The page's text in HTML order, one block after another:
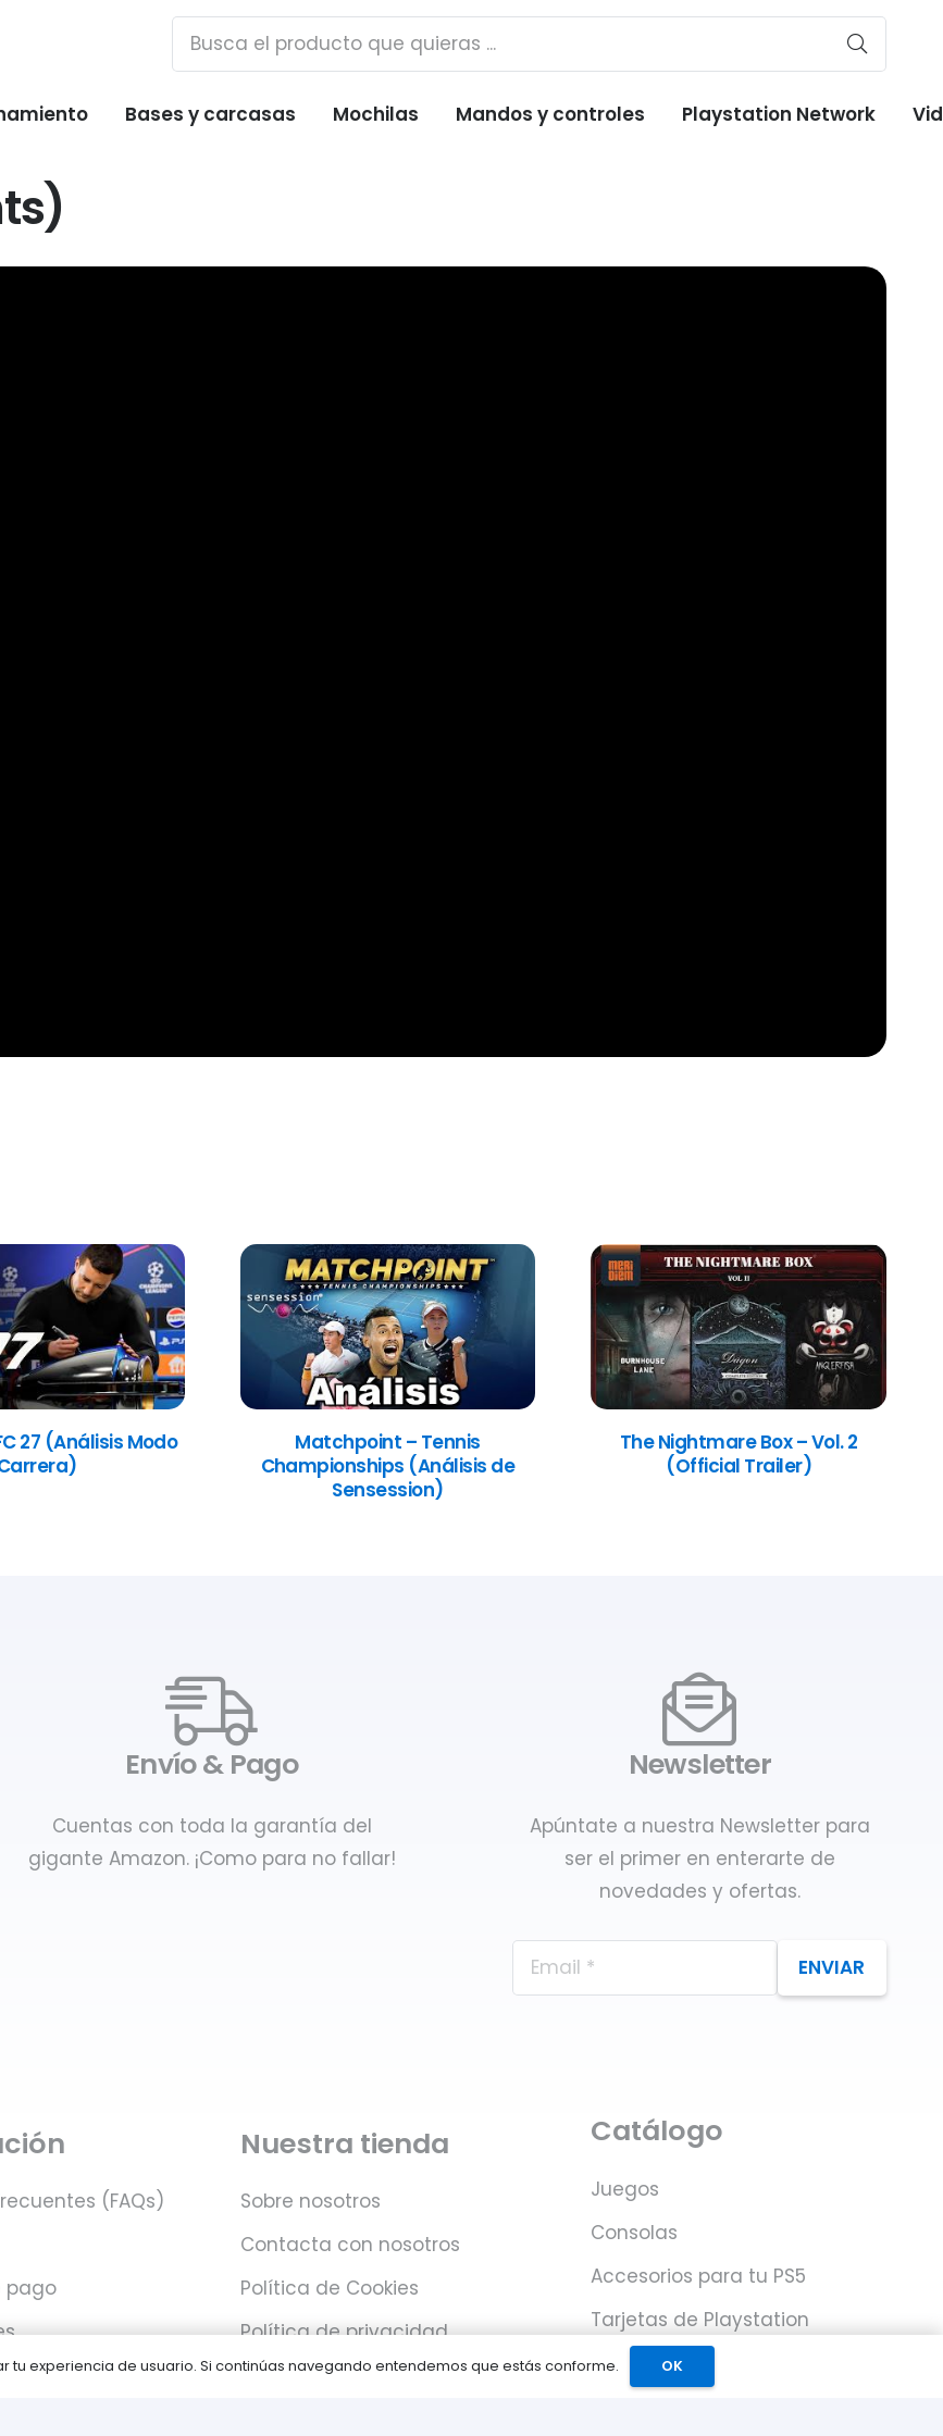
Bases y carcasas Mochilas Mandos y controles Playstation Network
27 (Análisis Modo
Matchpoint – Tennis
Championships (Análisis de
Sensession)
The Nightmare Box – Vol. 2
(Official Trailer)
Envío & Pago
Cuentas con toda la garantía del
gigante Amazon. ¡Como para no fallar!
Newsletter
Apúntate a nuestra Newsletter para
ser el primer en enterarte de
novedades y ofertas.
ENVIAR
(FAQs)
pago
Nuestra tienda
Sobre nosotros
Contacta con nosotros
Política de Cookies
Política de privacidad
Catálogo
Juegos
Consolas
Accesorios para tu PS5
Tarjetas de Playstation
Network
tu experiencia de usuario. Si continúas navegando entendemos que estás conforme. OK